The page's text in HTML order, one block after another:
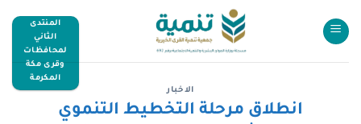
المنتدى
الثاني
لمحافظات
وقرى مكة
المكرمة
الاخبار
انطلاق مرحلة التخطيط التنموي